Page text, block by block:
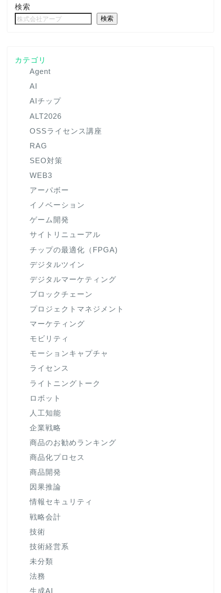
検索
検索
カテゴリ
Agent
AI
AIチップ
ALT2026
OSSライセンス講座
RAG
SEO対策
WEB3
アーパボー
イノベーション
ゲーム開発
サイトリニューアル
チップの最適化（FPGA)
デジタルツイン
デジタルマーケティング
ブロックチェーン
プロジェクトマネジメント
マーケティング
モビリティ
モーションキャプチャ
ライセンス
ライトニングトーク
ロボット
人工知能
企業戦略
商品のお勧めランキング
商品化プロセス
商品開発
因果推論
情報セキュリティ
戦略会計
技術
技術経営系
未分類
法務
生成AI